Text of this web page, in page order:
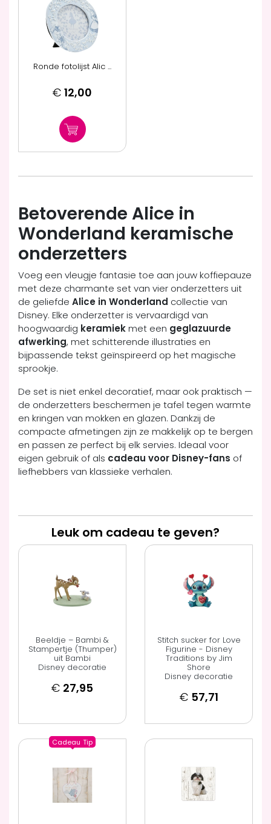
Ronde fotolijst Alic ...
€ 12,00
Betoverende Alice in
Wonderland keramische
onderzetters
Voeg een vleugje fantasie toe aan jouw koffiepauze
met deze charmante set van vier onderzetters uit
de geliefde Alice in Wonderland collectie van
Disney. Elke onderzetter is vervaardigd van
hoogwaardig keramiekmet een geglazuurde
afwerking, met schitterende illustraties en
bijpassende tekst geïnspireerd op het magische
sprookje.
De set is niet enkel decoratief, maar ook praktisch —
de onderzetters beschermen je tafel tegen warmte
en kringen van mokken en glazen. Dankzij de
compacte afmetingen zijn ze makkelijk op te bergen
en passen ze perfect bij elk servies. Ideaal voor
eigen gebruik of als cadeau voor Disney-fans of
liefhebbers van klassieke verhalen.
Leuk om cadeau te geven?
Beeldje – Bambi &
Stampertje (Thumper)
uit Bambi
Disney decoratie
€ 27,95
Stitch sucker for Love
Figurine - Disney
Traditions by Jim
Shore
Disney decoratie
€ 57,71
Cadeau Tip